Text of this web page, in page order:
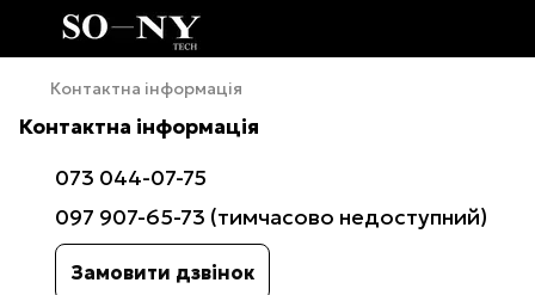
Контактна інформація
Контактна інформація
073 044-07-75
097 907-65-73 (тимчасово недоступний)
Замовити дзвінок